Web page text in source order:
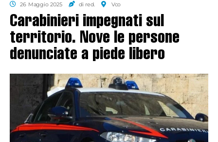
26 Maggio 2025 di red. Vco
Carabinieri impegnati sul
territorio. Nove le persone
denunciate a piede libero